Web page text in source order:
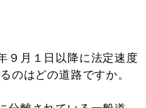
９月１日以降に法定速度
のはどの道路ですか。